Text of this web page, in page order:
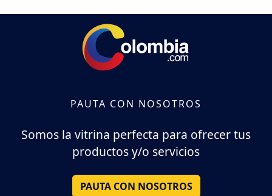
PAUTA CON NOSOTROS
Somos la vitrina perfecta para ofrecer tus
productos y/o servicios
PAUTA CON NOSOTROS